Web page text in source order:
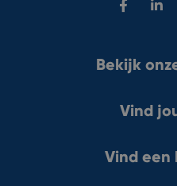
Bekijk
Vind
Vind een